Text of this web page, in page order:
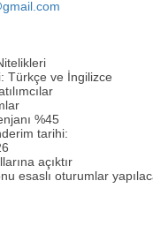
Türkçe ve İngilizce
%45
tarihi:
açıktır
esaslı oturumlar